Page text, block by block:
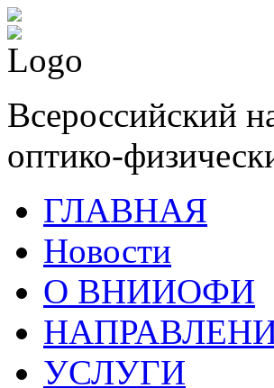
Всероссийский
оптико-
ГЛАВНАЯ
Новости
О ВНИИОФИ
УСЛУГИ